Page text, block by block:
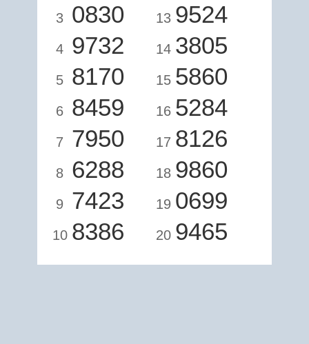
3 0830
4 9732
5 8170
6 8459
7 7950
8 6288
9 7423
10 8386
13 9524
14 3805
15 5860
16 5284
17 8126
18 9860
19 0699
20 9465